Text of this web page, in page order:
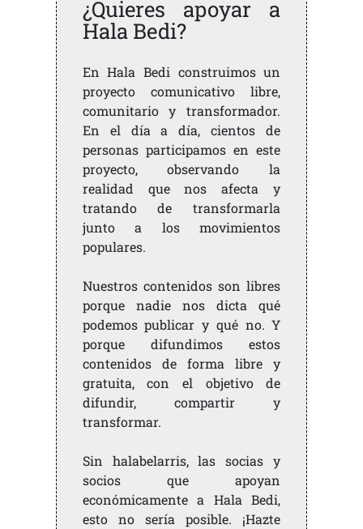
¿Quieres apoyar a
Hala Bedi?
En Hala Bedi construimos un
proyecto comunicativo libre,
comunitario y transformador.
En el día a día, cientos de
personas participamos en este
proyecto, observando la
realidad que nos afecta y
tratando de transformarla
junto a los movimientos
populares.
Nuestros contenidos son libres
porque nadie nos dicta qué
podemos publicar y qué no. Y
porque difundimos estos
contenidos de forma libre y
gratuita, con el objetivo de
difundir, compartir y
transformar.
Sin halabelarris, las socias y
socios que apoyan
económicamente a Hala Bedi,
esto no sería posible. ¡Hazte